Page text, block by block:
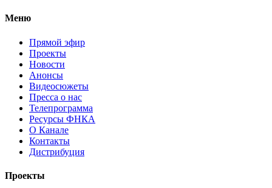
Меню
Прямой эфир
Проекты
Новости
Анонсы
Видеосюжеты
Пресса о нас
Телепрограмма
Ресурсы ФНКА
О Канале
Контакты
Дистрибуция
Проекты